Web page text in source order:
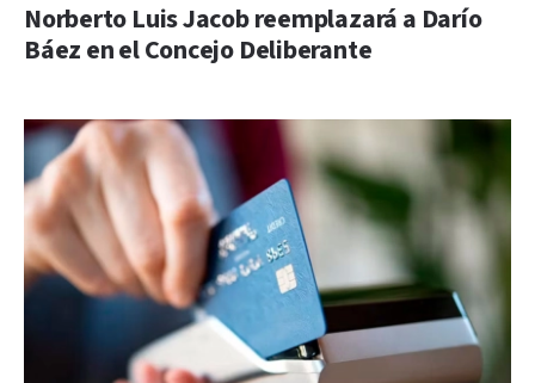
Norberto Luis Jacob reemplazará a Darío
Báez en el Concejo Deliberante